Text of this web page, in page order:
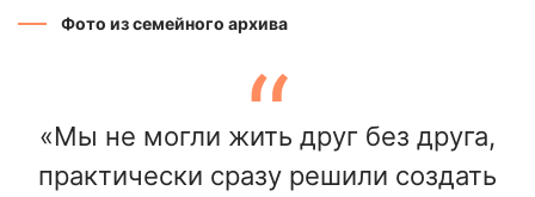
Фото из семейного архива
«Мы не могли жить друг без друга,
практически сразу решили создать